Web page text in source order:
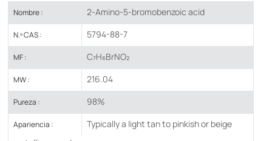
Nombre : 2-Amino-5-bromobenzoic acid
N.º CAS : 5794-88-7
MF : C₇H₆BrNO₂
MW : 216.04
Pureza : 98%
Apariencia :
Typically a light tan to pinkish or beige